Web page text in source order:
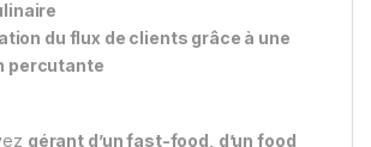
du flux de clients grâce à une
percutante
gérant d’un fast-food, d’un food